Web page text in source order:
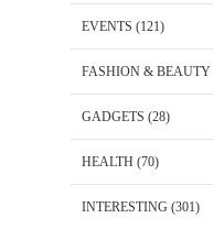
EVENTS (121)
FASHION & BEAUTY
GADGETS (28)
HEALTH (70)
INTERESTING (301)